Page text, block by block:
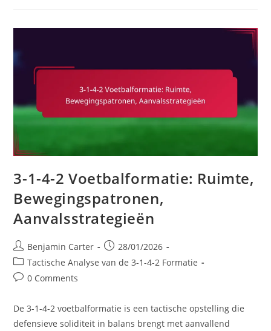
Tegenstander
3-1-4-2 Voetbalformatie: Ruimte,
Bewegingspatronen,
Aanvalsstrategieën
Post
author:
Benjamin Carter
Post
published:
28/01/2026
Post
category:
Tactische Analyse van de 3-1-4-2 Formatie
Post0 Comments
De 3-1-4-2 voetbalformatie is een tactische opstelling die
defensieve soliditeit in balans brengt met aanvallend